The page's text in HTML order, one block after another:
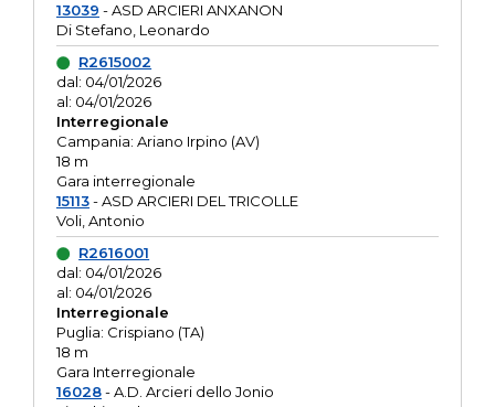
13039 - ASD ARCIERI ANXANON
Di Stefano, Leonardo
R2615002
dal: 04/01/2026
al: 04/01/2026
Interregionale
Campania: Ariano Irpino (AV)
18 m
Gara interregionale
15113- ASD ARCIERI DEL TRICOLLE
Voli, Antonio
R2616001
dal: 04/01/2026
al: 04/01/2026
Interregionale
Puglia: Crispiano (TA)
18 m
Gara Interregionale
16028- A.D. Arcieri dello Jonio